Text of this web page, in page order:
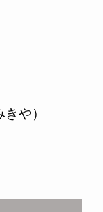
や）